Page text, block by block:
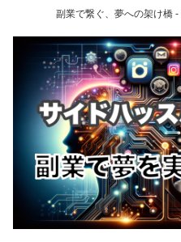
副業で繋ぐ、夢への架け橋